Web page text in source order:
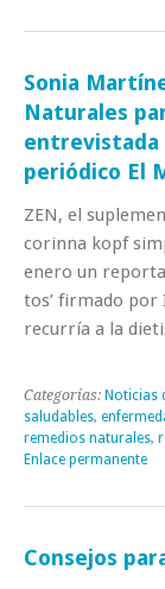
Sonia
Naturales
entrevistada
periódico El
ZEN, el
corinna kopf
enero un
tos’ firmado por
recurría a la
Categorías: Noticias
saludables,
remedios naturales,
Enlace permanente
Consejos